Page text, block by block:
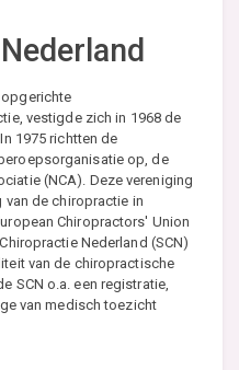
vestigde zich in 1968 de
1975 richtten de
op, de
(NCA). Deze vereniging
van de chiropractie in
Chiropractors' Union
Nederland (SCN)
van de chiropractische
SCN o.a. een registratie,
van medisch toezicht